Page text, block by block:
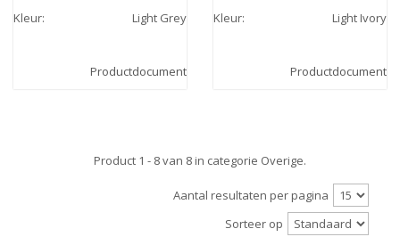
Kleur: Light Grey
Productdocument
Kleur: Light Ivory
Productdocument
Product 1 - 8 van 8 in categorie Overige.
Aantal resultaten per pagina
Sorteer op